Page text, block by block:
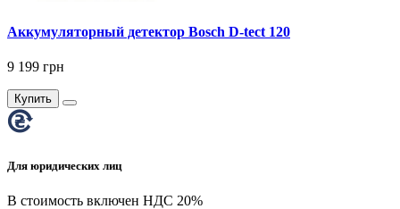
Аккумуляторный детектор Bosch D-tect 120
9 199 грн
Купить
Для юридических лиц
В стоимость включен НДС 20%